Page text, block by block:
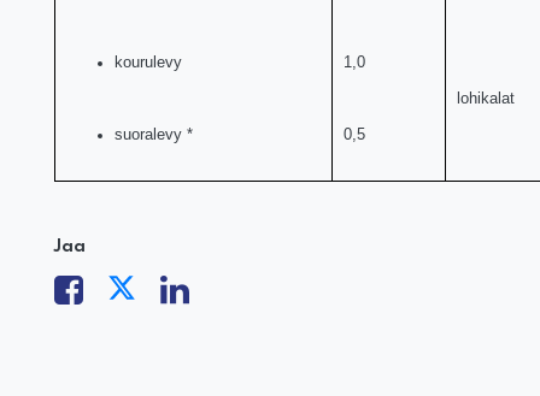
kourulevy
1,0
lohikalat
suoralevy *
0,5
Jaa